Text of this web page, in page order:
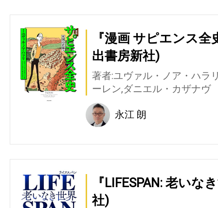
『漫画 サピエンス
出書房新社)
著者:ユヴァル・ノア・ハラ
ーレン,ダニエル・カザナヴ
永江 朗
『LIFESPAN: 老いな
社)